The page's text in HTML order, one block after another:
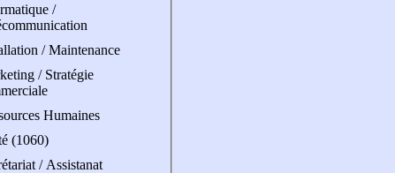
/
/ Maintenance
/ Stratégie
Humaines
(1060)
/ Assistanat